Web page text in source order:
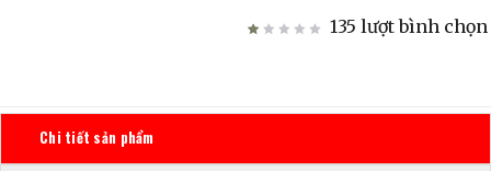
135 lượt bình chọn
Chi tiết sản phẩm